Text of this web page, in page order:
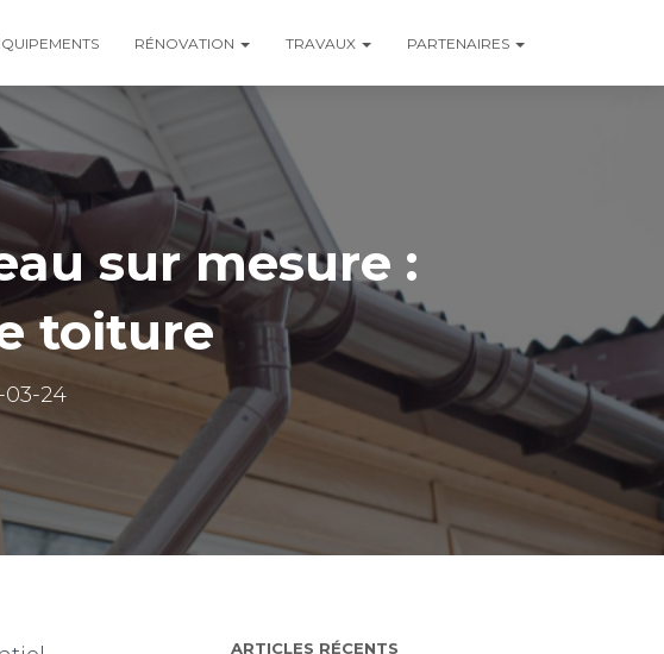
RÉNOVATION TRAVAUX PARTENAIRES
sur mesure :
toiture
03-24
ARTICLES RÉCENTS